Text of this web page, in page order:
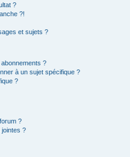
?
?!
et sujets ?
?
à un sujet spécifique ?
?
?
?